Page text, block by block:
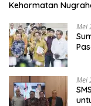
Kehormatan
Mei
Mei